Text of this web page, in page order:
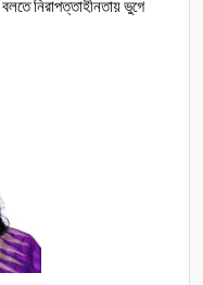
বলতেনিরাপত্তাহীনতায়ভুগে